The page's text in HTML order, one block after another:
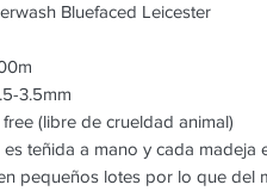
Bluefaced Leicester
3.5mm
(libre de crueldad animal)
es teñida a mano y cada madeja
pequeños lotes por lo que del